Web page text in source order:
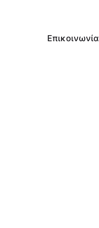
Επικοινωνία